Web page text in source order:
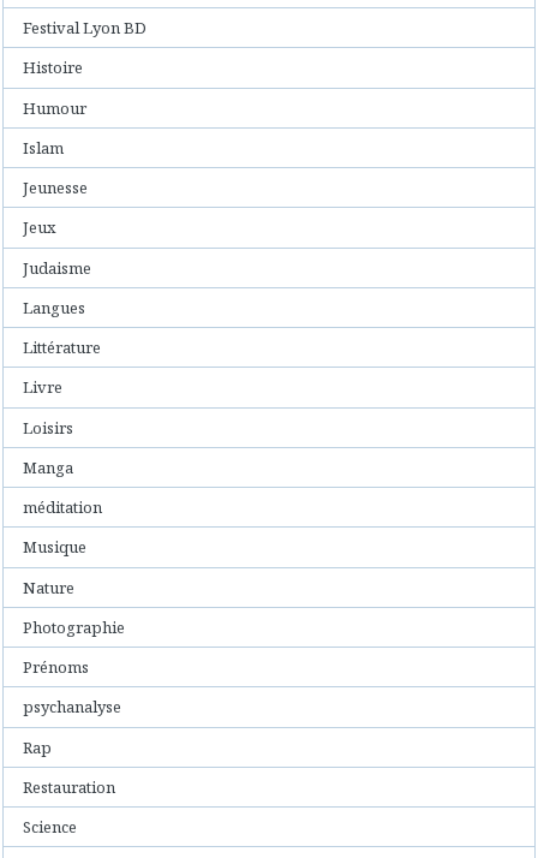
Festival Lyon BD
Histoire
Humour
Islam
Jeunesse
Jeux
Judaisme
Langues
Littérature
Livre
Loisirs
Manga
méditation
Musique
Nature
Photographie
Prénoms
psychanalyse
Rap
Restauration
Science